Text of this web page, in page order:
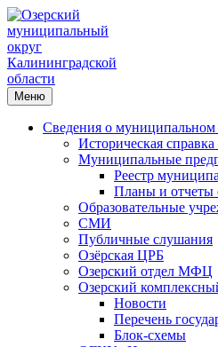
Меню
Сведения о муниципальном
Историческая
Муниципальные
Реестр
Планы и отчеты
Образовательные
СМИ
Публичные слушания
Озёрская ЦРБ
Озерский отдел МФЦ
Озерский
Новости
Перечень
Блок-схемы